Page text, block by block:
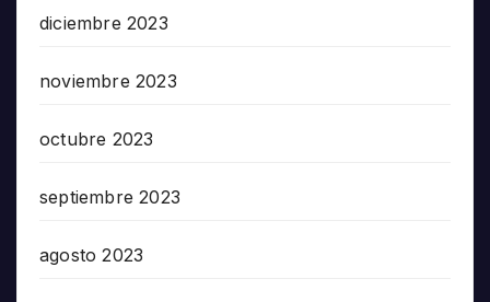
diciembre 2023
noviembre 2023
octubre 2023
septiembre 2023
agosto 2023